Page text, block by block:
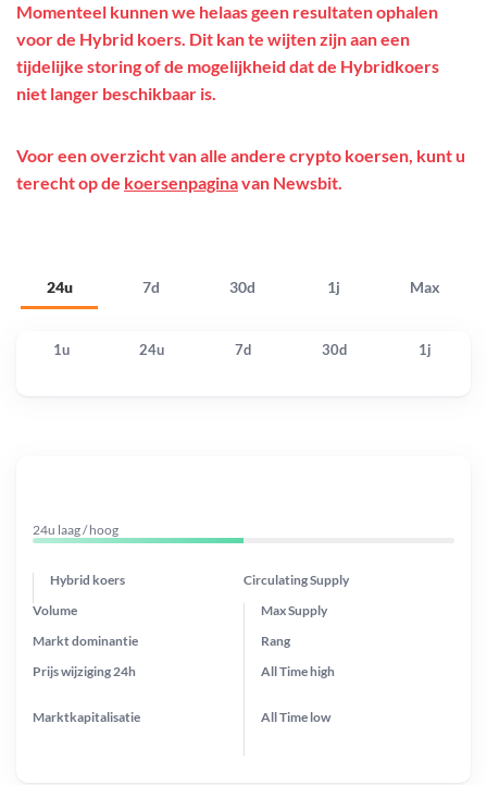
24u 7d 30d 1j Max
Momenteel kunnen we helaas geen resultaten ophalen
voor de Hybrid koers. Dit kan te wijten zijn aan een
tijdelijke storing of de mogelijkheid dat de Hybridkoers
niet langer beschikbaar is.
Voor een overzicht van alle andere crypto koersen, kunt u
terecht op de koersenpaginavan Newsbit.
1u 24u 7d 30d 1j
24u laag / hoog
Hybrid koers Circulating Supply
Prijs wijziging 24h
Max Supply
Markt dominantie
Marktkapitalisatie
Volume
Rang
All Timehigh
All Time low